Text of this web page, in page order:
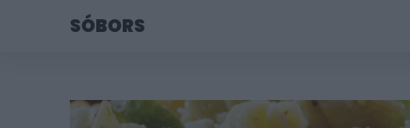
SÓBORS